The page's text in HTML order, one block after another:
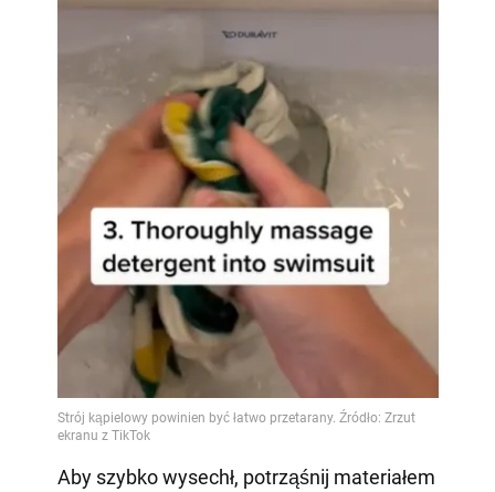
Aby szybko wysechł, potrząśnij materiałem